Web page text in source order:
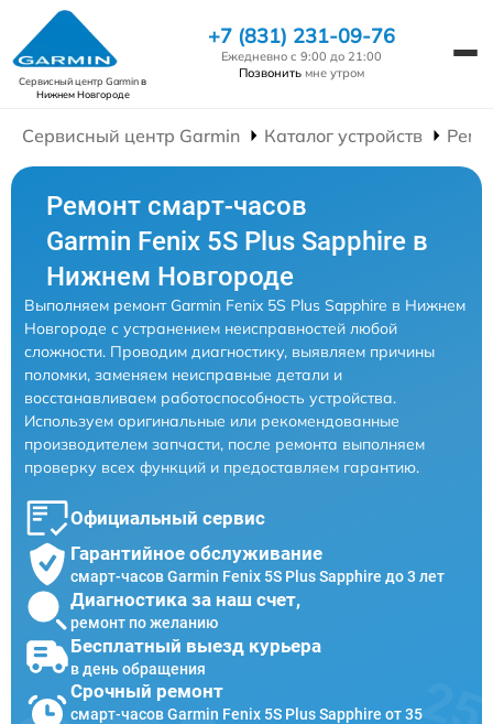
Сервисный центр Garminв
Нижнем Новгороде
+7 (831) 231-09-76
Ежедневно с 9:00 до 21:00
Позвонить мне утром
Сервисный центр Garmin Каталог устройств
Ремонт смарт-часов
Garmin Fenix 5S Plus Sapphire в
Нижнем Новгороде
Выполняем ремонт Garmin Fenix 5S Plus Sapphire в Нижнем
Новгороде с устранением неисправностей любой
сложности. Проводим диагностику, выявляем причины
поломки, заменяем неисправные детали и
восстанавливаем работоспособность устройства.
Используем оригинальные или рекомендованные
производителем запчасти, после ремонта выполняем
проверку всех функций и предоставляем гарантию.
Официальный сервис
Гарантийное обслуживание
смарт-часов Garmin Fenix 5S Plus Sapphire до 3 лет
Диагностика за наш счет,
ремонт по желанию
Бесплатный выезд курьера
в день обращения
Срочный ремонт
смарт-часов Garmin Fenix 5S Plus Sapphire от 35